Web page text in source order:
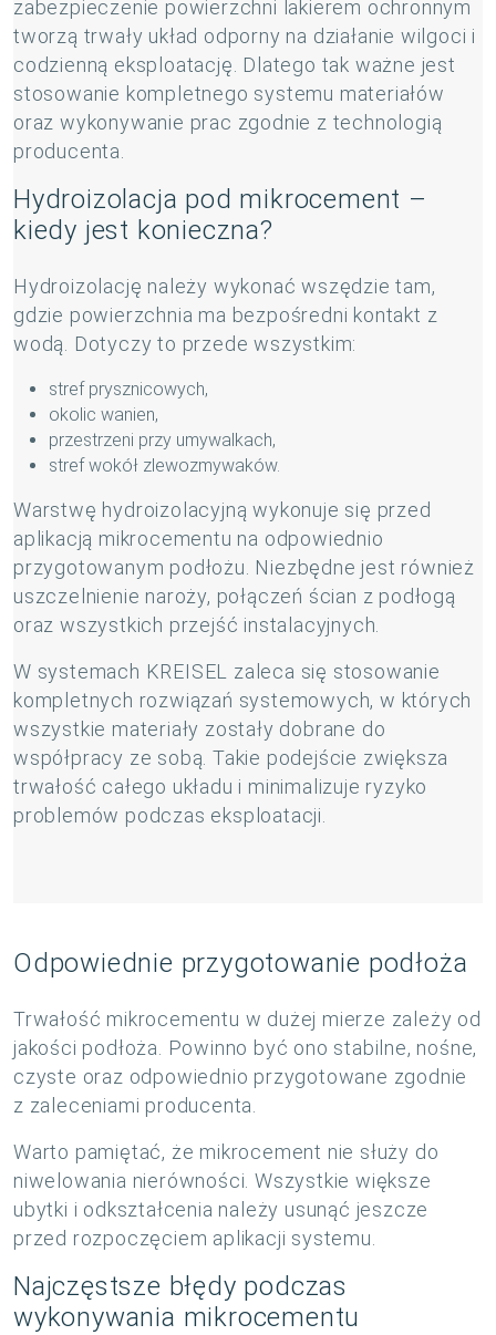
zabezpieczenie powierzchni lakierem ochronnym
tworzą trwały układ odporny na działanie wilgoci i
codzienną eksploatację. Dlatego tak ważne jest
stosowanie kompletnego systemu materiałów
oraz wykonywanie prac zgodnie z technologią
producenta.
Hydroizolacja pod mikrocement –
kiedy jest konieczna?
Hydroizolację należy wykonać wszędzie tam,
gdzie powierzchnia ma bezpośredni kontakt z
wodą. Dotyczy to przede wszystkim:
stref prysznicowych,
okolic wanien,
przestrzeni przy umywalkach,
stref wokół zlewozmywaków.
Warstwę hydroizolacyjną wykonuje się przed
aplikacją mikrocementu na odpowiednio
przygotowanym podłożu. Niezbędne jest również
uszczelnienie naroży, połączeń ścian z podłogą
oraz wszystkich przejść instalacyjnych.
W systemach KREISEL zaleca się stosowanie
kompletnych rozwiązań systemowych, w których
wszystkie materiały zostały dobrane do
współpracy ze sobą. Takie podejście zwiększa
trwałość całego układu i minimalizuje ryzyko
problemów podczas eksploatacji.
Odpowiednie przygotowanie podłoża
Trwałość mikrocementu w dużej mierze zależy od
jakości podłoża. Powinno być ono stabilne, nośne,
czyste oraz odpowiednio przygotowane zgodnie
z zaleceniami producenta.
Warto pamiętać, że mikrocement nie służy do
niwelowania nierówności. Wszystkie większe
ubytki i odkształcenia należy usunąć jeszcze
przed rozpoczęciem aplikacji systemu.
Najczęstsze błędy podczas
wykonywania mikrocementu